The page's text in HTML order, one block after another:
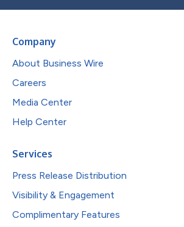
Company
About Business Wire
Careers
Media Center
Help Center
Services
Press Release Distribution
Visibility & Engagement
Complimentary Features